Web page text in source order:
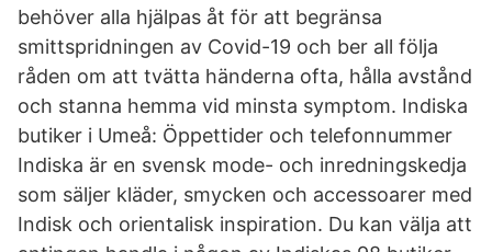
behöver alla hjälpas åt för att begränsa
smittspridningen av Covid-19 och ber all följa
råden om att tvätta händerna ofta, hålla avstånd
och stanna hemma vid minsta symptom. Indiska
butiker i Umeå: Öppettider och telefonnummer
Indiska är en svensk mode- och inredningskedja
som säljer kläder, smycken och accessoarer med
Indisk och orientalisk inspiration. Du kan välja att